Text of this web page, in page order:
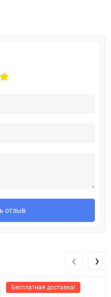
отзыв
Бесплатная доставка!
‹ ›